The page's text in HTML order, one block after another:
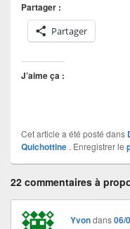
Partager :
Partager
J’aime ça :
Cet article a été posté dans
Quichottine . Enregistrer le
22 commentaires à
Yvondans06/